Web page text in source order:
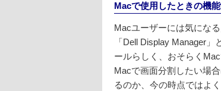
Macで使用したときの機
Macユーザーには気にな
「Dell Display Manager
ールらしく、おそらく
Macで画面分割したい場
るのか、今の時点ではよ